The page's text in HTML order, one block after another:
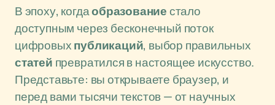
В эпоху, когдаобразованиестало
доступным через бесконечный поток
цифровыхпубликаций, выбор правильных
статей превратился в настоящее искусство.
Представьте: вы открываете браузер, и
перед вами тысячи текстов — от научных